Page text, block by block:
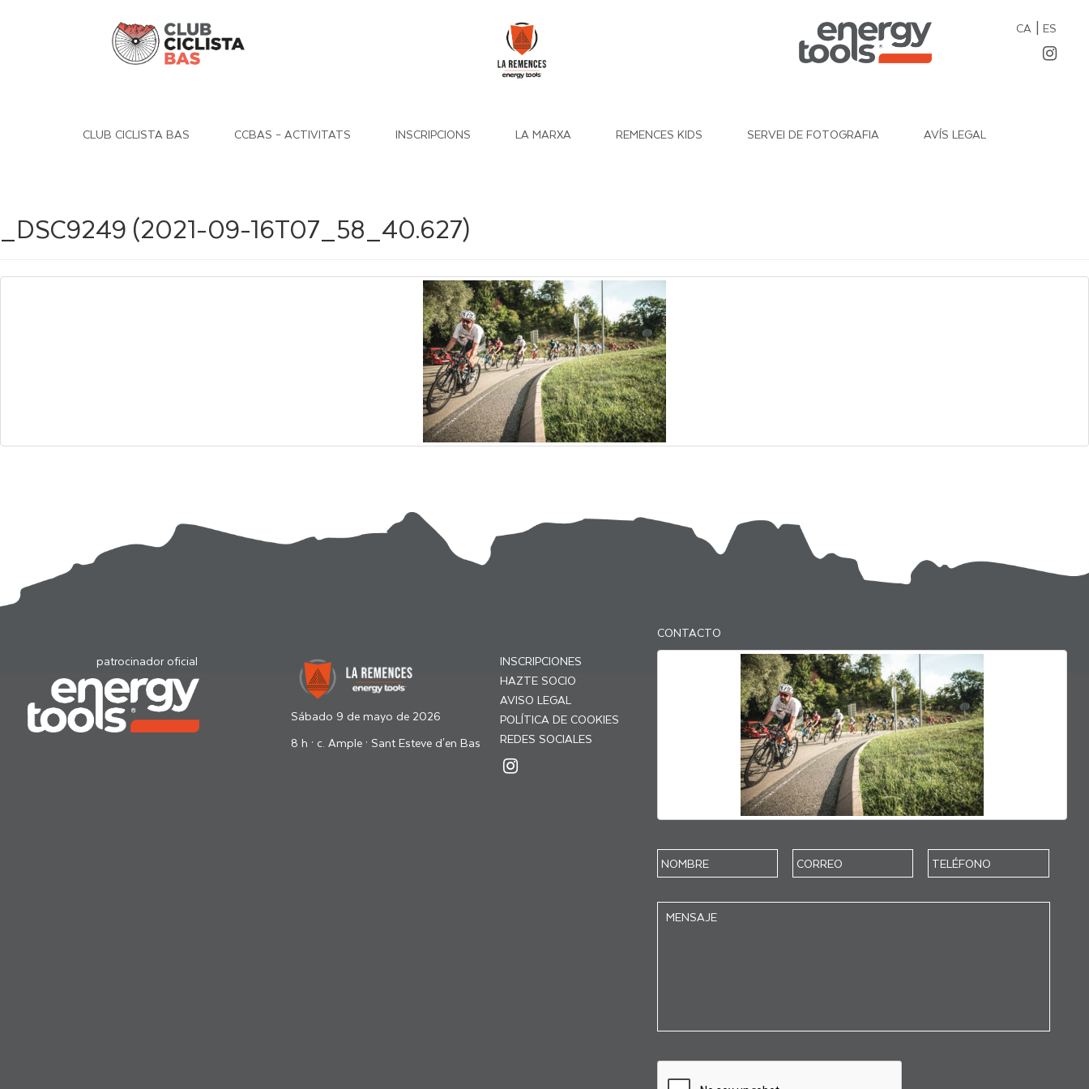
CA| ES
CLUB CICLISTA BAS CCBAS – ACTIVITATS INSCRIPCIONS LA MARXA REMENCES KIDS SERVEI DE FOTOGRAFIA AVÍS LEGAL
_DSC9249 (2021-09-16T07_58_40.627)
patrocinador oficial
Sábado 9 de mayo de 2026
8 h · c. Ample · Sant Esteve d'en Bas
INSCRIPCIONES
HAZTE SOCIO
AVISO LEGAL
POLÍTICA DE COOKIES
REDES SOCIALES
CONTACTO